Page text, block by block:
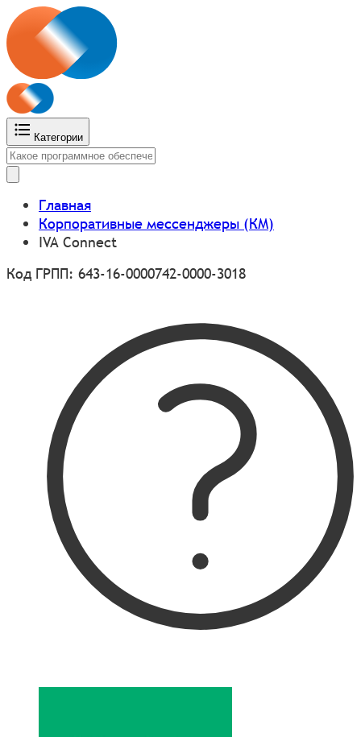
Категории
Главная
Корпоративные мессенджеры (КМ)
IVA Connect
Код ГРПП: 643-16-0000742-0000-3018